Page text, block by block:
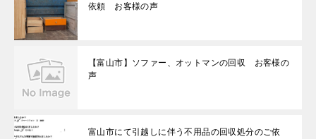
依頼 お客様の声
【富山市】ソファー、オットマンの回収 お客様の
声
富山市にて引越しに伴う不用品の回収処分のご依